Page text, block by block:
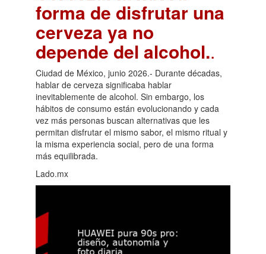
forma de disfrutar una
cerveza ya no
depende del alcohol..
Ciudad de México, junio 2026.- Durante décadas,
hablar de cerveza significaba hablar
inevitablemente de alcohol. Sin embargo, los
hábitos de consumo están evolucionando y cada
vez más personas buscan alternativas que les
permitan disfrutar el mismo sabor, el mismo ritual y
la misma experiencia social, pero de una forma
más equilibrada.
Lado.mx